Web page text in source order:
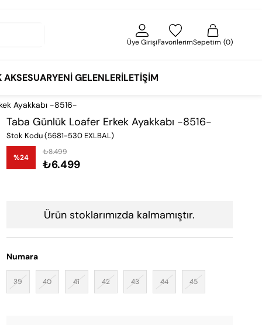
Üye GirişiFavorilerimSepetim 0
AKSESUARYENI GELENLERİLETIŞIM
Ayakkabı -8516-
Taba Günlük Loafer Erkek Ayakkabı -8516-
Stok Kodu(5681-530 EXLBAL)
%24
İndirim
₺8.499
₺6.499
Ürün stoklarımızda kalmamıştır.
Numara
39 40 41 42 43 44 45